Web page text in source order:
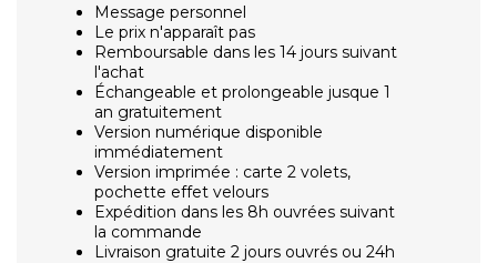
Message personnel
Le prix n'apparaît pas
Remboursable dans les 14 jours suivant
l'achat
Échangeable et prolongeable jusque 1
an gratuitement
Version numérique disponible
immédiatement
Version imprimée : carte 2 volets,
pochette effet velours
Expédition dans les 8h ouvrées suivant
la commande
Livraison gratuite 2 jours ouvrés ou 24h